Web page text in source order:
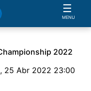
☰
MENU
2022
25 Abr 2022 23:00